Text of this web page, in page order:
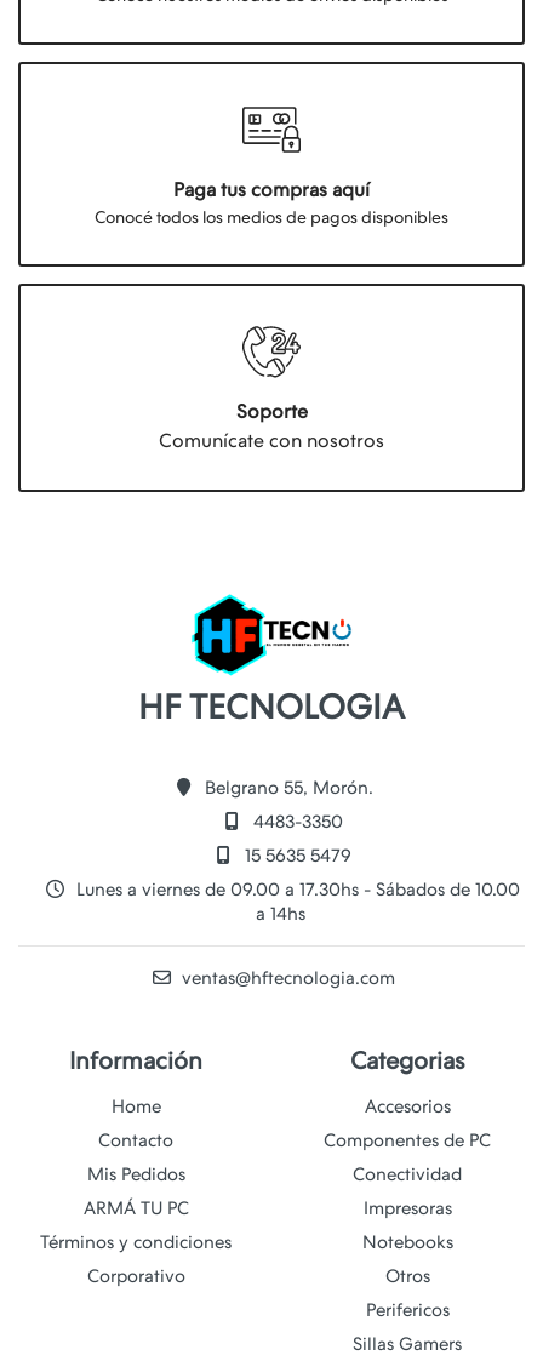
Paga tus compras aquí
Conocé todos los medios de pagos disponibles
Soporte
Comunícate con nosotros
HF TECNOLOGIA
Belgrano 55, Morón.
4483-3350
15 5635 5479
Lunes a viernes de 09.00 a 17.30hs - Sábados de 10.00
a 14hs
ventas@hftecnologia.com
Información
Home
Contacto
Mis Pedidos
ARMÁ TU PC
Términos y condiciones
Corporativo
Categorias
Accesorios
Componentes de PC
Conectividad
Impresoras
Notebooks
Otros
Perifericos
Sillas Gamers